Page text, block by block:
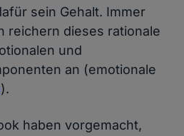
sein Gehalt. Immer
reichern dieses rationale
und
an (emotionale
).
haben vorgemacht,